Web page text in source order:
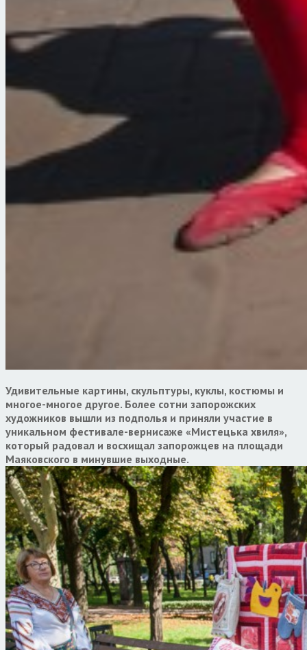
Удивительные картины, скульптуры, куклы, костюмы и
многое-многое другое. Более сотни запорожских
художников вышли из подполья и приняли участие в
уникальном фестивале-вернисаже «Мистецька хвиля»,
который радовал и восхищал запорожцев на площади
Маяковского в минувшие выходные.